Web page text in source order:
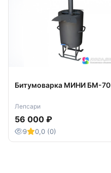
Битумоварка МИНИ БМ-70
Лепсари
56 000 ₽
9 0,0 (0)